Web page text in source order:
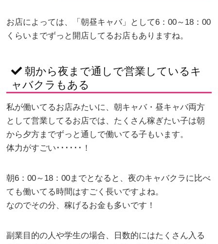
お店によっては、「朝昼キャバ」として6：00～18：00
くらいまでずっと開店してるお店もありますね。
朝から夜まで通しで営業しているキ
ャバクラもある
私が働いてるお店みたいに、朝キャバ・昼キャバ両方
として営業してるお店では、たくさん稼ぎたい子は朝
から夕方までずっと通しで働いてる子もいます。
体力がすごい･･････！
朝6：00～18：00までとなると、夜のキャバクラに比べ
ても働いてる時間はすごく長いですよね。
なのでその分、稼げるお金も多いです！
副業目的の人や学生の場合、日数的にはたくさん入る